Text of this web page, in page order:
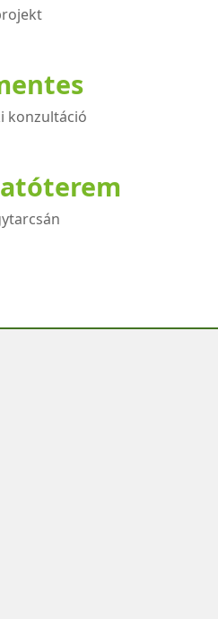
konzultáció